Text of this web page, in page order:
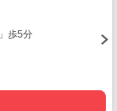
歩5分